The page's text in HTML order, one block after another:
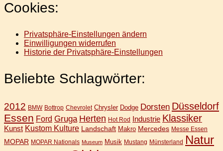
Cookies:
Privatsphäre-Einstellungen ändern
Einwilligungen widerrufen
Historie der Privatsphäre-Einstellungen
Beliebte Schlagwörter:
2012 BMW Bottrop Chevrolet Chrysler Dodge Dorsten Düsseldorf
Essen Ford Gruga Herten Hot Rod Industrie Klassiker
Kunst Kustom Kulture Landschaft Makro Mercedes Messe Essen
MOPAR MOPAR Nationals Museum Musik Mustang Münsterland Natur